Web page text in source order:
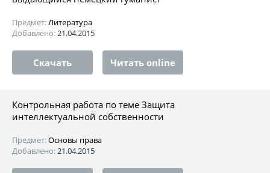
Предмет:Литература
Добавлено:21.04.2015
Скачать Читать online
Контрольная работа по теме Защита
интеллектуальной собственности
Предмет:Основы права
Добавлено:21.04.2015